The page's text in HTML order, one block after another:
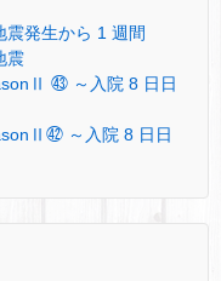
震発生から 1 週間
震
㊸ ～入院 8 日日
㊷ ～入院 8 日日